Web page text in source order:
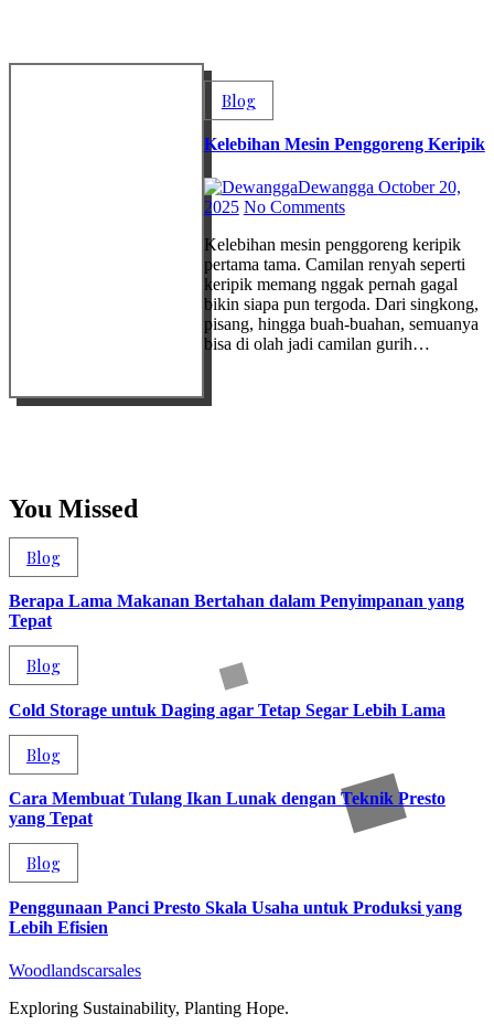
Blog
Kelebihan Mesin Penggoreng Keripik
Dewangga October 20,
2025 No Comments
Kelebihan mesin penggoreng keripik
pertama tama. Camilan renyah seperti
keripik memang nggak pernah gagal
bikin siapa pun tergoda. Dari singkong,
pisang, hingga buah-buahan, semuanya
bisa di olah jadi camilan gurih…
You Missed
Blog
Berapa Lama Makanan Bertahan dalam Penyimpanan yang
Tepat
Blog
Cold Storage untuk Daging agar Tetap Segar Lebih Lama
Blog
Cara Membuat Tulang Ikan Lunak dengan Teknik Presto
yang Tepat
Blog
Penggunaan Panci Presto Skala Usaha untuk Produksi yang
Lebih Efisien
Woodlandscarsales
Exploring Sustainability, Planting Hope.